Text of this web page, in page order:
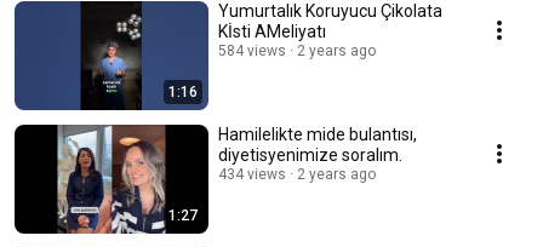
1:16
Yumurtalık Koruyucu Çikolata
Kİsti AMeliyatı
584 views 2 years ago
1:27
Hamilelikte mide bulantısı,
diyetisyenimize soralım.
434 views 2 years ago